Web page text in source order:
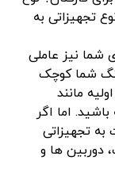
تجهیزاتی به
شما نیز عاملی
شما کوچک
مانند
اما اگر
تجهیزاتی
دوربین ها و